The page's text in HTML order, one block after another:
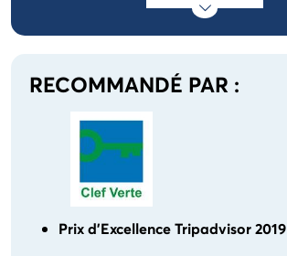
RECOMMANDÉ PAR :
Prix d'Excellence Tripadvisor 2019